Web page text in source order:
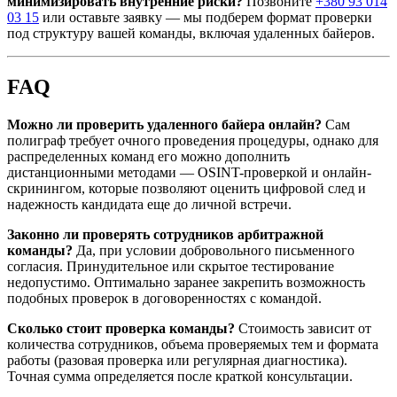
03 15 или оставьте заявку — мы подберем формат проверки
под структуру вашей команды, включая удаленных байеров.
FAQ
Можно ли проверить удаленного байера онлайн? Сам
полиграф требует очного проведения процедуры, однако для
распределенных команд его можно дополнить
дистанционными методами — OSINT-проверкой и онлайн-
скринингом, которые позволяют оценить цифровой след и
надежность кандидата еще до личной встречи.
Законно ли проверять сотрудников арбитражной
команды? Да, при условии добровольного письменного
согласия. Принудительное или скрытое тестирование
недопустимо. Оптимально заранее закрепить возможность
подобных проверок в договоренностях с командой.
Сколько стоит проверка команды? Стоимость зависит от
количества сотрудников, объема проверяемых тем и формата
работы (разовая проверка или регулярная диагностика).
Точная сумма определяется после краткой консультации.